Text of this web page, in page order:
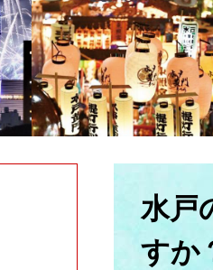
水戸
すか